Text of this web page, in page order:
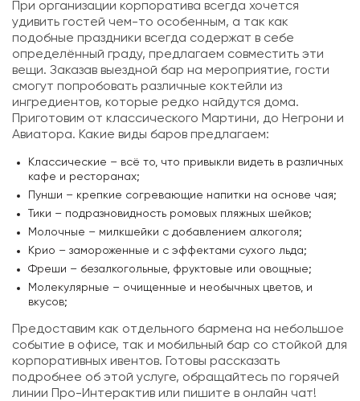
При организации корпоратива всегда хочется
удивить гостей чем-то особенным, а так как
подобные праздники всегда содержат в себе
определённый граду, предлагаем совместить эти
вещи. Заказав выездной бар на мероприятие, гости
смогут попробовать различные коктейли из
ингредиентов, которые редко найдутся дома.
Приготовим от классического Мартини, до Негрони и
Авиатора. Какие виды баров предлагаем:
Классические – всё то, что привыкли видеть в различных
кафе и ресторанах;
Пунши – крепкие согревающие напитки на основе чая;
Тики – подразновидность ромовых пляжных шейков;
Молочные – милкшейки с добавлением алкоголя;
Крио – замороженные и с эффектами сухого льда;
Фреши – безалкогольные, фруктовые или овощные;
Молекулярные – очищенные и необычных цветов, и
вкусов;
Предоставим как отдельного бармена на небольшое
событие в офисе, так и мобильный бар со стойкой для
корпоративных ивентов. Готовы рассказать
подробнее об этой услуге, обращайтесь по горячей
линии Про-Интерактив или пишите в онлайн чат!